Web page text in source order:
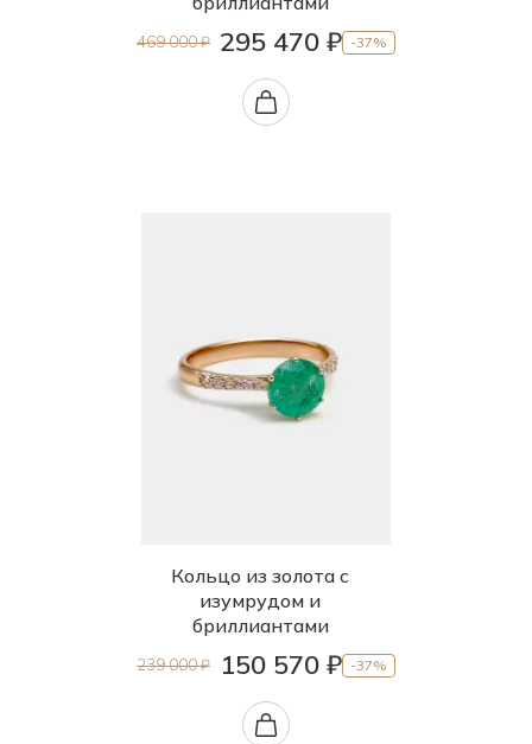
469 000 ₽ 295 470 ₽ -37%
Кольцо из золота с
изумрудом и
бриллиантами
239 000 ₽ 150 570 ₽ -37%